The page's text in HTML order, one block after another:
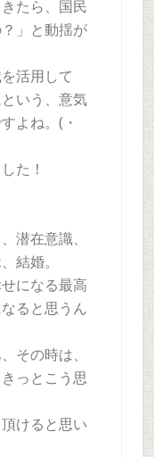
たら、国民
」と動揺が
活用して
いう、意気
よね。(・
た！
潜在意識、
結婚。
になる最高
ると思うん
その時は、
っとこう思
けると思い